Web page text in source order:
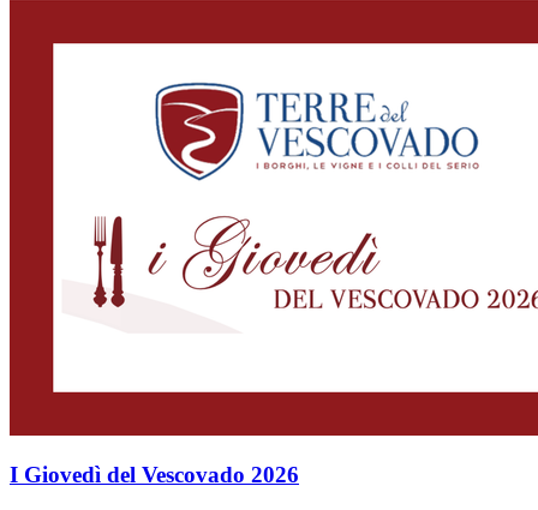
I Giovedì del Vescovado 2026